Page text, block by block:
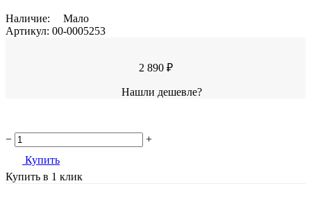
Наличие:
Мало
Артикул: 00-0005253
2 890 ₽
Нашли дешевле?
−
+
Купить
Купить в 1 клик